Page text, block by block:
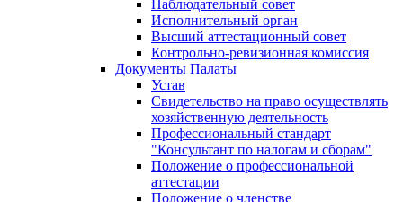
Наблюдательный совет
Исполнительный орган
Высший аттестационный совет
Контрольно-ревизионная комиссия
Документы Палаты
Устав
Свидетельство на право осуществлять
хозяйственную деятельность
Профессиональный стандарт
"Консультант по налогам и сборам"
Положение о профессиональной
аттестации
Положение о членстве